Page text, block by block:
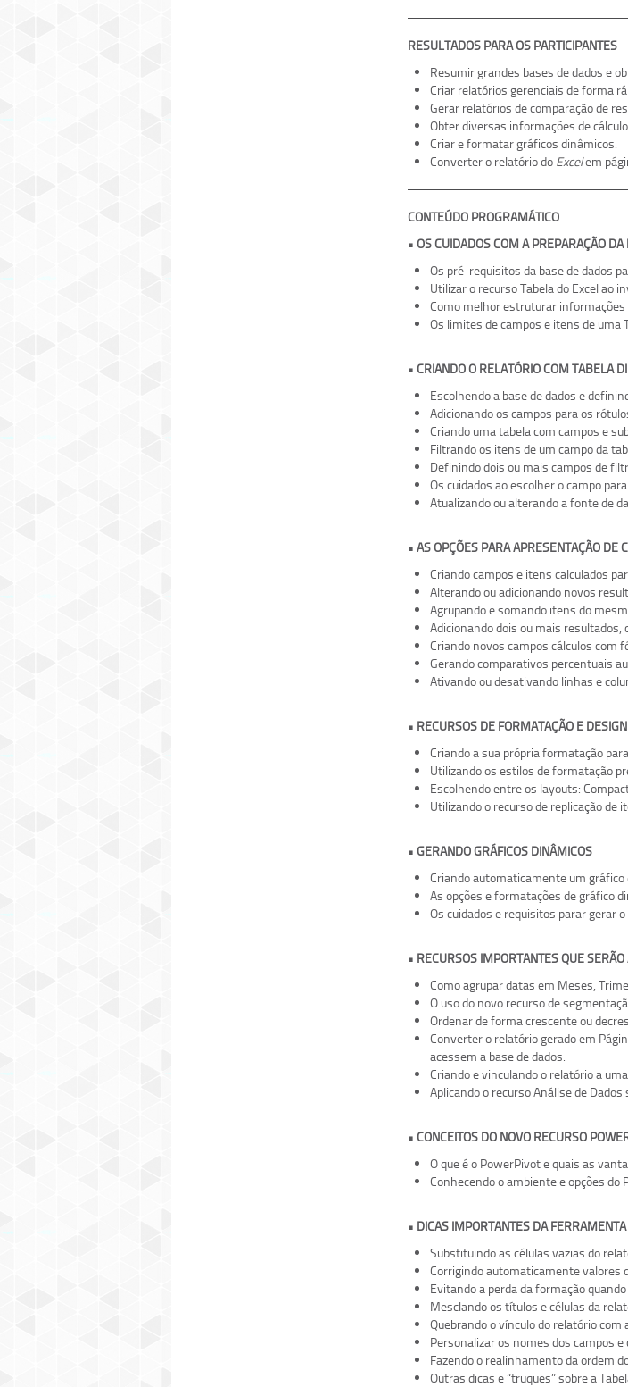
RESULTADOS PARA OS PARTICIPANTES
Resumir grandes bases de dados e
Criar relatórios gerenciais de forma
Gerar relatórios de comparação de
Obter diversas informações de
Criar e formatar gráficos dinâmicos.
Converter o relatório do Excelem
CONTEÚDO PROGRAMÁTICO
• OS CUIDADOS COM A PREPARAÇÃO
Os pré-requisitos da base de dados
Utilizar o recurso Tabela do Excel ao
Como melhor estruturar informações
Os limites de campos e itens de uma
• CRIANDO O RELATÓRIO COM TABELA
Escolhendo a base de dados e
Adicionando os campos para os
Criando uma tabela com campos e
Filtrando os itens de um campo da
Definindo dois ou mais campos de
Os cuidados ao escolher o campo
Atualizando ou alterando a fonte de
• AS OPÇÕES PARA APRESENTAÇÃO DE
Criando campos e itens calculados
Alterando ou adicionando novos
Agrupando e somando itens do
Adicionando dois ou mais
Criando novos campos cálculos com
Gerando comparativos percentuais
Ativando ou desativando linhas e
• RECURSOS DE FORMATAÇÃO E
Criando a sua própria formatação
Utilizando os estilos de formatação
Escolhendo entre os layouts:
Utilizando o recurso de replicação de
• GERANDO GRÁFICOS DINÂMICOS
Criando automaticamente um
As opções e formatações de gráfico
Os cuidados e requisitos parar gerar
• RECURSOS IMPORTANTES QUE
Como agrupar datas em Meses,
O uso do novo recurso de
Ordenar de forma crescente ou
Converter o relatório gerado em
acessem a base de dados.
Criando e vinculando o relatório a
Aplicando o recurso Análise de
• CONCEITOS DO NOVO RECURSO
O que é o PowerPivot e quais as
Conhecendo o ambiente e opções do
• DICAS IMPORTANTES DA FERRAMENTA
Substituindo as células vazias do
Corrigindo automaticamente valores
Evitando a perda da formação
Mesclando os títulos e células da
Quebrando o vínculo do relatório com
Personalizar os nomes dos campos e
Fazendo o realinhamento da ordem
Outras dicas e “truques” sobre a